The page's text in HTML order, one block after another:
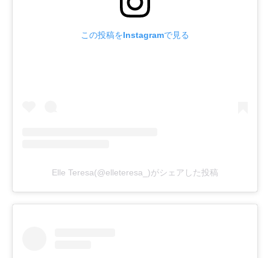
この投稿をInstagramで見る
Elle Teresa(@elleteresa_)がシェアした投稿